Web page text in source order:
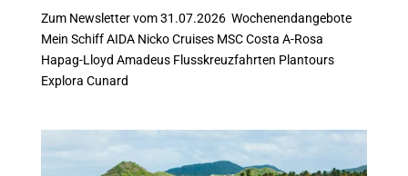
Zum Newsletter vom 31.07.2026 Wochenendangebote
Mein Schiff AIDA Nicko Cruises MSC Costa A-Rosa
Hapag-Lloyd Amadeus Flusskreuzfahrten Plantours
Explora Cunard